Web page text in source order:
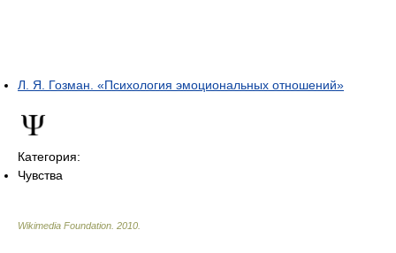
Л. Я. Гозман. «Психология эмоциональных отношений»
Категория:
Чувства
Wikimedia Foundation 2010